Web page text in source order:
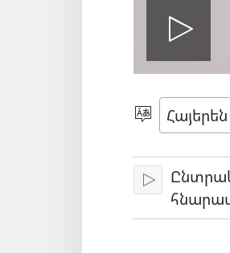
Ընտրեք
լեզուն
Միացնել